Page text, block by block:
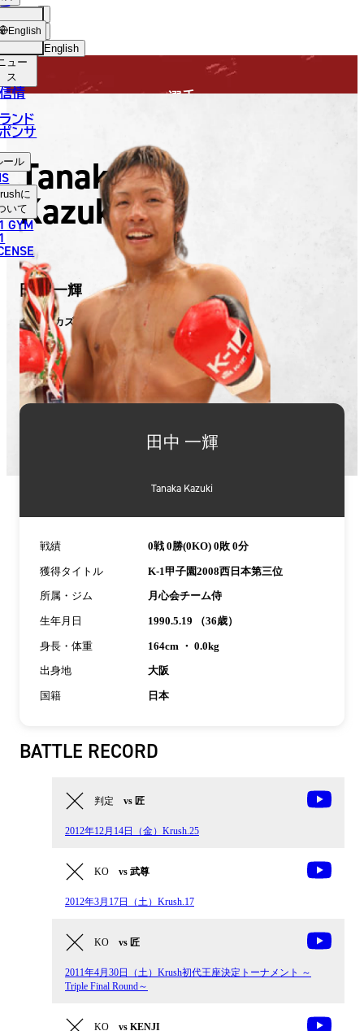
English
中文（简体）
中文（繁體）
ไทย
العربية
ョッ
プ
ュー
ス
情
ンド
ンサ
ール
に
いて
GYM
English
選手
Tanaka
Kazuki
田中 一輝
タナカ カズキ
田中 一輝
Tanaka Kazuki
戦績 0戦 0勝(0KO) 0敗 0分
獲得タイトル K-1甲子園2008西日本第三位
所属・ジム 月心会チーム侍
生年月日 1990.5.19 （36歳）
身長・体重 164cm ・ 0.0kg
出身地 大阪
国籍 日本
BATTLE RECORD
判定 vs 匠
2012年12月14日（金）Krush.25
KO vs 武尊
2012年3月17日（土）Krush.17
KO vs 匠
2011年4月30日（土）Krush初代王座決定トーナメント ～
Triple Final Round～
KO vs KENJI